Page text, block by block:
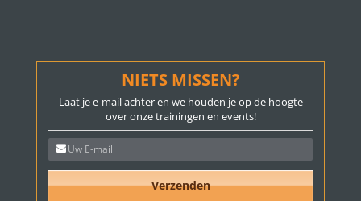
NIETS MISSEN?
Laat je e-mail achter en we houden je op de hoogte
over onze trainingen en events!